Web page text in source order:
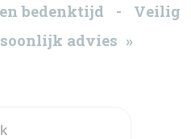
bedenktijd - Veilig
advies »